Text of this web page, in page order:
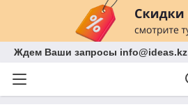
Ждем Ваши запросы info@ideas.kz